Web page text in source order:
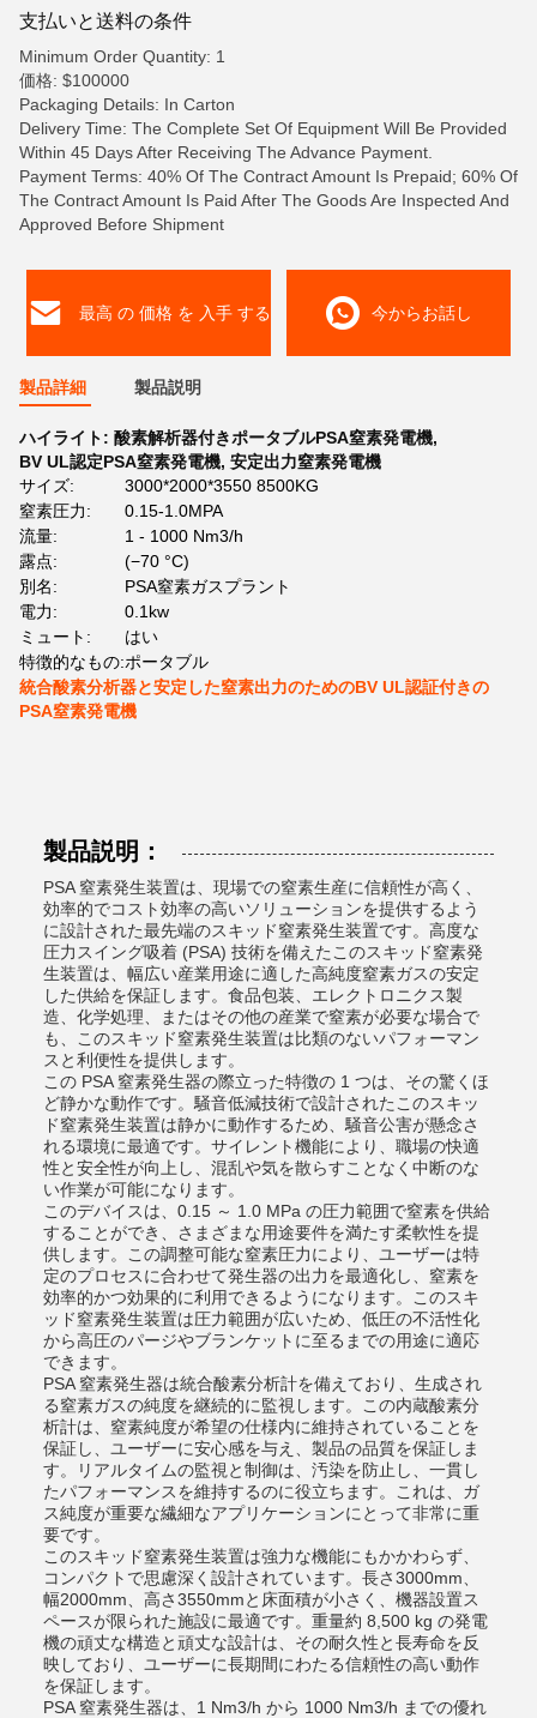
支払いと送料の条件
Minimum Order Quantity: 1
価格: $100000
Packaging Details: In Carton
Delivery Time: The Complete Set Of Equipment Will Be Provided
Within 45 Days After Receiving The Advance Payment.
Payment Terms: 40% Of The Contract Amount Is Prepaid; 60% Of
The Contract Amount Is Paid After The Goods Are Inspected And
Approved Before Shipment
最高 の 価格 を 入手 する 今からお話し
製品詳細 製品説明
ハイライト: 酸素解析器付きポータブルPSA窒素発電機,
BV UL認定PSA窒素発電機, 安定出力窒素発電機
サイズ:
3000*2000*3550 8500KG
窒素圧力:
0.15-1.0MPA
流量:
1 - 1000 Nm3/h
露点:
(−70 °C)
別名:
PSA窒素ガスプラント
電力:
0.1kw
ミュート:
はい
特徴的なもの:ポータブル
統合酸素分析器と安定した窒素出力のためのBV UL認証付きの
PSA窒素発電機
製品説明：
PSA 窒素発生装置は、現場での窒素生産に信頼性が高く、
効率的でコスト効率の高いソリューションを提供するよう
に設計された最先端のスキッド窒素発生装置です。高度な
圧力スイング吸着 (PSA) 技術を備えたこのスキッド窒素発
生装置は、幅広い産業用途に適した高純度窒素ガスの安定
した供給を保証します。食品包装、エレクトロニクス製
造、化学処理、またはその他の産業で窒素が必要な場合で
も、このスキッド窒素発生装置は比類のないパフォーマン
スと利便性を提供します。
この PSA 窒素発生器の際立った特徴の 1 つは、その驚くほ
ど静かな動作です。騒音低減技術で設計されたこのスキッ
ド窒素発生装置は静かに動作するため、騒音公害が懸念さ
れる環境に最適です。サイレント機能により、職場の快適
性と安全性が向上し、混乱や気を散らすことなく中断のな
い作業が可能になります。
このデバイスは、0.15 ～ 1.0 MPa の圧力範囲で窒素を供給
することができ、さまざまな用途要件を満たす柔軟性を提
供します。この調整可能な窒素圧力により、ユーザーは特
定のプロセスに合わせて発生器の出力を最適化し、窒素を
効率的かつ効果的に利用できるようになります。このスキ
ッド窒素発生装置は圧力範囲が広いため、低圧の不活性化
から高圧のパージやブランケットに至るまでの用途に適応
できます。
PSA 窒素発生器は統合酸素分析計を備えており、生成され
る窒素ガスの純度を継続的に監視します。この内蔵酸素分
析計は、窒素純度が希望の仕様内に維持されていることを
保証し、ユーザーに安心感を与え、製品の品質を保証しま
す。リアルタイムの監視と制御は、汚染を防止し、一貫し
たパフォーマンスを維持するのに役立ちます。これは、ガ
ス純度が重要な繊細なアプリケーションにとって非常に重
要です。
このスキッド窒素発生装置は強力な機能にもかかわらず、
コンパクトで思慮深く設計されています。長さ3000mm、
幅2000mm、高さ3550mmと床面積が小さく、機器設置ス
ペースが限られた施設に最適です。重量約 8,500 kg の発電
機の頑丈な構造と頑丈な設計は、その耐久性と長寿命を反
映しており、ユーザーに長期間にわたる信頼性の高い動作
を保証します。
PSA 窒素発生器は、1 Nm3/h から 1000 Nm3/h までの優れ